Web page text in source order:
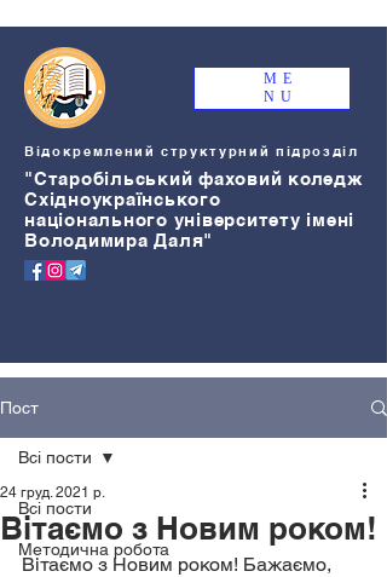
ME
NU
Відокремлений структурний підрозділ
"Старобільський фаховий коледж
Східноукраїнського
національного університету імені
Володимира Даля"
Пост
Всі пости
Методична робота
Всі пости
Вітаємо з Новим роком!
24 груд. 2021 р.
Вітаємо з Новим роком! Бажаємо,